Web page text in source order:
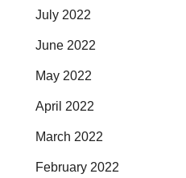
July 2022
June 2022
May 2022
April 2022
March 2022
February 2022